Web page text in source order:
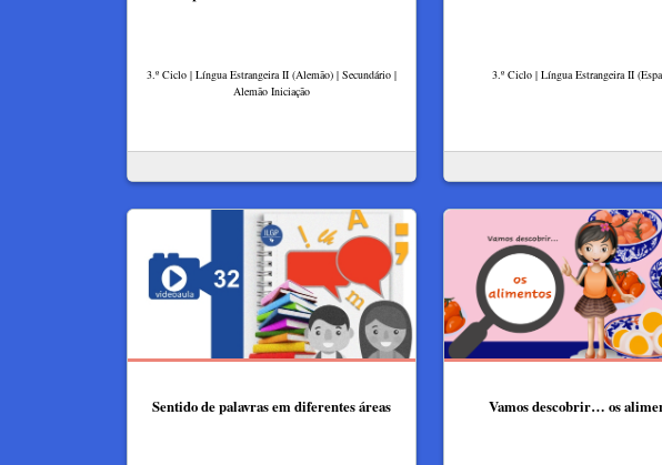
3.º Ciclo | Língua Estrangeira II (Alemão) | Secundário |
Alemão Iniciação
3.º Ciclo | Língua Estrangeira II
Sentido de palavras em diferentes áreas Vamos descobrir… os